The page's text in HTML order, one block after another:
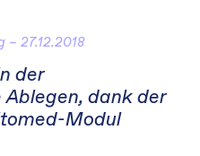
27.12.2018
der
dank der
Modul